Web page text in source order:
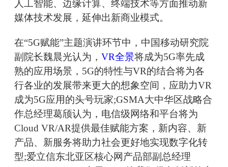
人工智能、边缘计算、终端技术等方面推动新
媒体技术发展，延伸出新商业模式。
在“5G赋能”主题演讲环节中，中国移动研究院
副院长魏晨光认为， VR全景将成为5G率先成
熟的应用场景，5G的特性与VR的结合将为各
行各业的发展带来更大的想象空间，应助力VR
成为5G应用的头号玩家;GSMA大中华区战略合
作总经理葛颀认为，电信级网络和平台将为
Cloud VR/AR提供最佳赋能方案，新内容、新
产品、新服务将助力社会更好地实现数字化转
型;爱立信东北亚区核心网产品部副总经理